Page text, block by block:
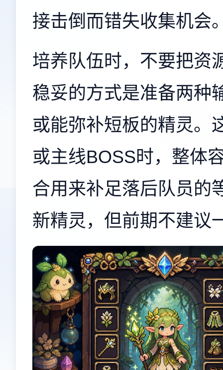
接击倒而错失收集机会
培养队伍时，不要把资
稳妥的方式是准备两种
或能弥补短板的精灵。
或主线BOSS时，整体
合用来补足落后队员的
新精灵，但前期不建议